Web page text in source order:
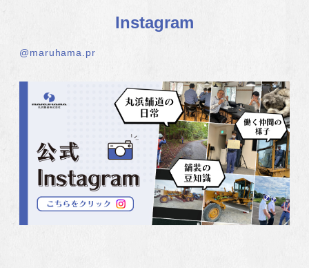
Instagram
@maruhama.pr